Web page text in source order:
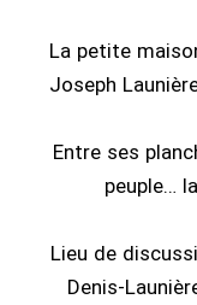
La petite
Joseph
Entre ses
peuple…
Lieu de
Denis-